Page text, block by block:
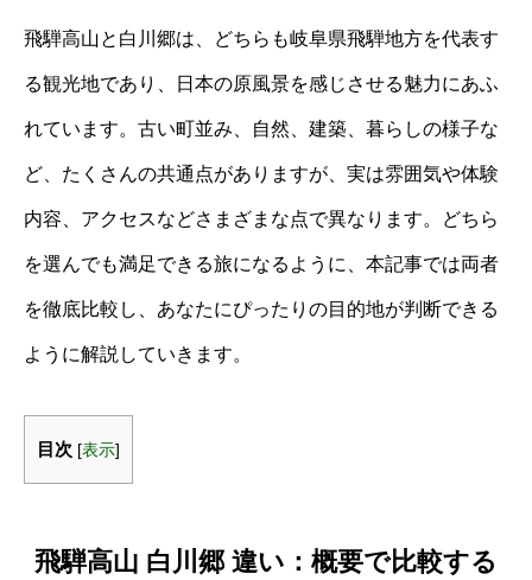
飛騨高山と白川郷は、どちらも岐阜県飛騨地方を代表す
る観光地であり、日本の原風景を感じさせる魅力にあふ
れています。古い町並み、自然、建築、暮らしの様子な
ど、たくさんの共通点がありますが、実は雰囲気や体験
内容、アクセスなどさまざまな点で異なります。どちら
を選んでも満足できる旅になるように、本記事では両者
を徹底比較し、あなたにぴったりの目的地が判断できる
ように解説していきます。
目次 [表示]
飛騨高山 白川郷 違い：概要で比較する